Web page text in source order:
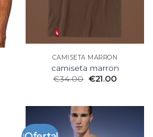
CAMISETA MARRON
camiseta marron
€34.00 €21.00